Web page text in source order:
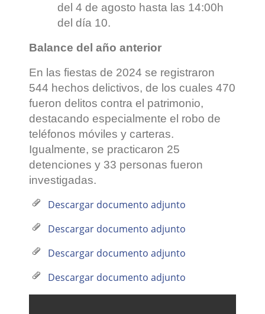
del 4 de agosto hasta las 14:00h
del día 10.
Balance del año anterior
En las fiestas de 2024 se registraron
544 hechos delictivos, de los cuales 470
fueron delitos contra el patrimonio,
destacando especialmente el robo de
teléfonos móviles y carteras.
Igualmente, se practicaron 25
detenciones y 33 personas fueron
investigadas.
Descargar documento adjunto
Descargar documento adjunto
Descargar documento adjunto
Descargar documento adjunto